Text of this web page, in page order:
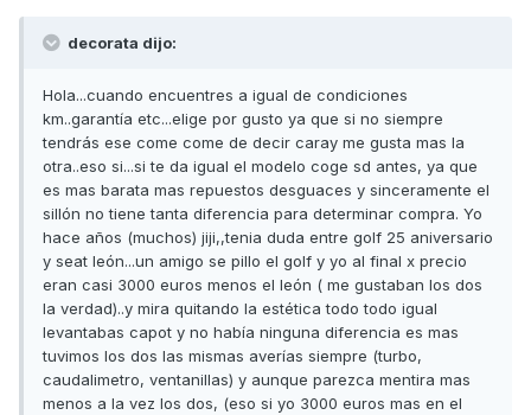
decorata dijo:
Hola...cuando encuentres a igual de condiciones
km..garantía etc...elige por gusto ya que si no siempre
tendrás ese come come de decir caray me gusta mas la
otra..eso si...si te da igual el modelo coge sd antes, ya que
es mas barata mas repuestos desguaces y sinceramente el
sillón no tiene tanta diferencia para determinar compra. Yo
hace años (muchos) jiji,,tenia duda entre golf 25 aniversario
y seat león...un amigo se pillo el golf y yo al final x precio
eran casi 3000 euros menos el león ( me gustaban los dos
la verdad)..y mira quitando la estética todo todo igual
levantabas capot y no había ninguna diferencia es mas
tuvimos los dos las mismas averías siempre (turbo,
caudalimetro, ventanillas) y aunque parezca mentira mas
menos a la vez los dos, (eso si yo 3000 euros mas en el